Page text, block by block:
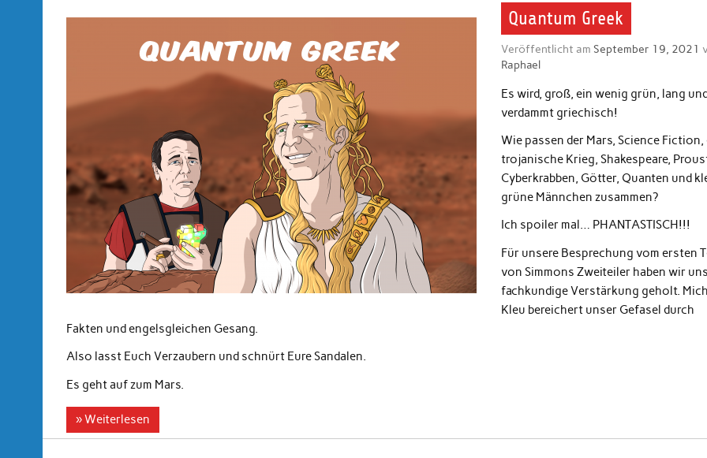
Quantum Greek
Veröffentlicht am September 19, 2021
Raphael
Es wird, groß, ein wenig grün, lang
verdammt griechisch!
Wie passen der Mars, Science Fiction,
trojanische Krieg, Shakespeare,
Cyberkrabben, Götter, Quanten und
grüne Männchen zusammen?
Ich spoiler mal… PHANTASTISCH!!!
Für unsere Besprechung vom ersten
von Simmons Zweiteiler haben wir
fachkundige Verstärkung geholt.
Kleu bereichert unser Gefasel durch
Fakten und engelsgleichen Gesang.
Also lasst Euch Verzaubern und schnürt Eure Sandalen.
Es geht auf zum Mars.
» Weiterlesen